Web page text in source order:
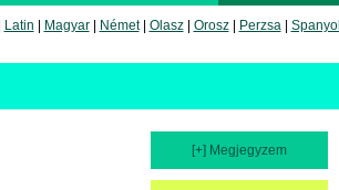
Latin Magyar| Német| Olasz| Orosz| Perzsa| Spanyol
[+] Megjegyzem